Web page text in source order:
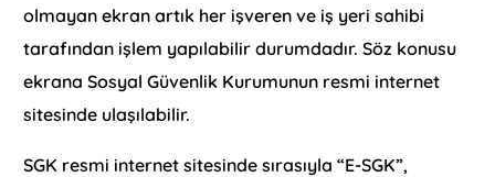
olmayan ekran artık her işveren ve iş yeri sahibi
tarafından işlem yapılabilir durumdadır. Söz konusu
ekrana Sosyal Güvenlik Kurumunun resmi internet
sitesinde ulaşılabilir.
SGK resmi internet sitesinde sırasıyla “E-SGK”,